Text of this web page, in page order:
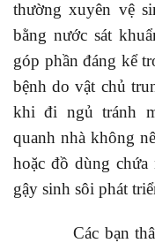
thường xuyên vệ
bằng nước sát
góp phần đáng kể
bệnh do vật chủ
khi đi ngủ tránh
quanh nhà không
hoặc đồ dùng
gậy sinh sôi phát
Các bạn thân